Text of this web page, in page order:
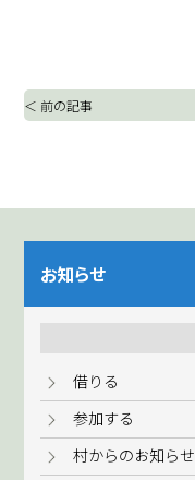
＜ 前の記事
お知らせ
借りる
参加する
村からのお知らせ